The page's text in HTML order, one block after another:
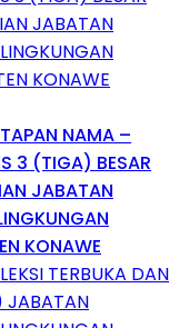
NAMA –
3 (TIGA) BESAR
JABATAN
KONAWE